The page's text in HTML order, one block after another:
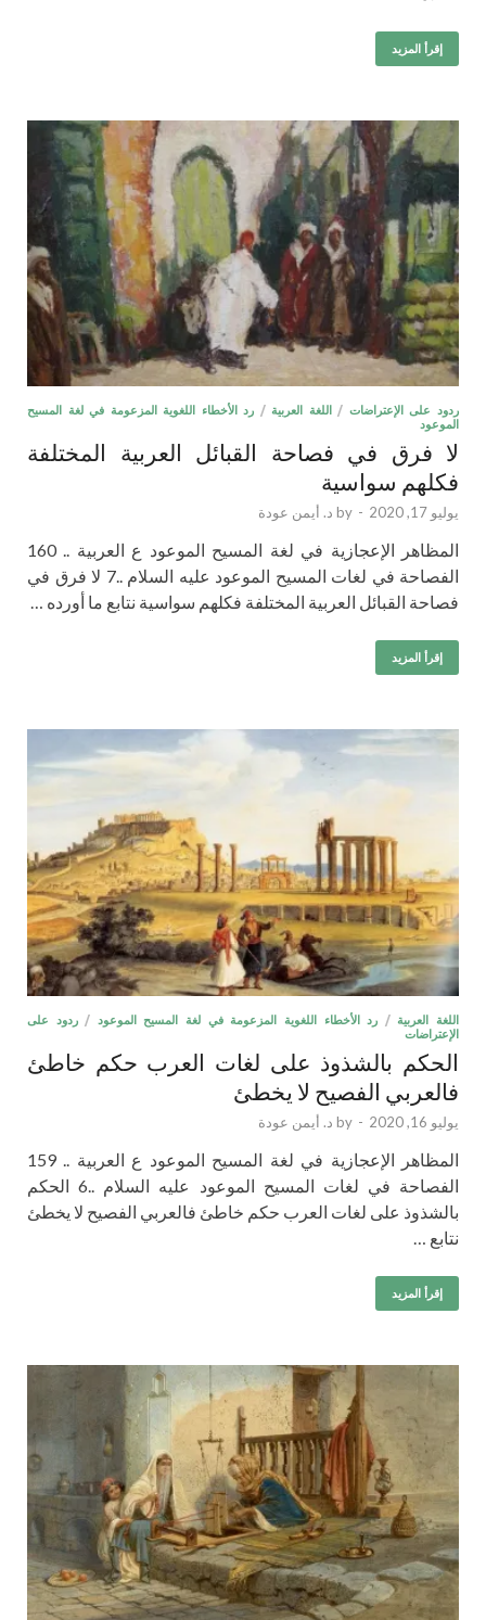
إقرأ المزيد
ردود على الإعتراضات / اللغة العربية/ رد الأخطاء اللغوية المزعومة في لغة المسيح
الموعود
لا فرق في فصاحة القبائل العربية المختلفة
فكلهم سواسية
يوليو 17, 2020 -
by د. أيمن عودة
المظاهر الإعجازية في لغة المسيح الموعود ع العربية .. 160
الفصاحة في لغات المسيح الموعود عليه السلام ..7 لا فرق في
فصاحة القبائل العربية المختلفة فكلهم سواسية نتابع ما أورده …
إقرأ المزيد
اللغة العربية/ رد الأخطاء اللغوية المزعومة في لغة المسيح الموعود /ردود على
الإعتراضات
الحكم بالشذوذ على لغات العرب حكم خاطئ
فالعربي الفصيح لا يخطئ
يوليو 16, 2020 -
by د. أيمن عودة
المظاهر الإعجازية في لغة المسيح الموعود ع العربية .. 159
الفصاحة في لغات المسيح الموعود عليه السلام ..6 الحكم
بالشذوذ على لغات العرب حكم خاطئ فالعربي الفصيح لا يخطئ
نتابع …
إقرأ المزيد